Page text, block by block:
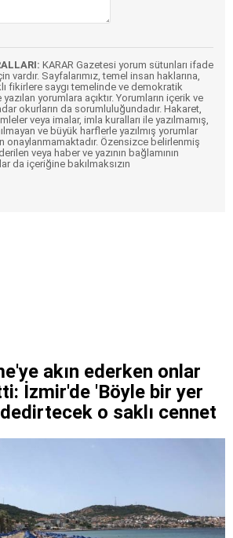
KARAR Gazetesi yorum sütunları ifade
vardır. Sayfalarımız, temel insan haklarına,
fikirlere saygı temelinde ve demokratik
yorumlara açıktır. Yorumların içerik ve
okurların da sorumluluğundadır. Hakaret,
veya imalar, imla kuralları ile yazılmamış,
ve büyük harflerle yazılmış yorumlar
onaylanmamaktadır. Özensizce belirlenmiş
veya haber ve yazının bağlamının
da içeriğine bakılmaksızın
akın ederken onlar
İzmir'de 'Böyle bir yer
o saklı cennet